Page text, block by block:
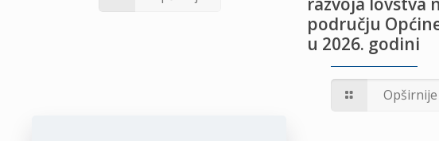
području
u 2026. godini
Opširnije